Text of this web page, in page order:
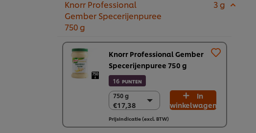
Knorr Professional
Gember Specerijenpuree
750 g
3 g
Knorr Professional Gember
Specerijenpuree 750 g
16 PUNTEN
750 g
€17,38
750 g
€17,38
2 x 750g
€34,76
In
winkelwagen
Prijsindicatie (excl. BTW)